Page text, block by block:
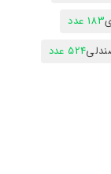
183 عدد
524 عدد